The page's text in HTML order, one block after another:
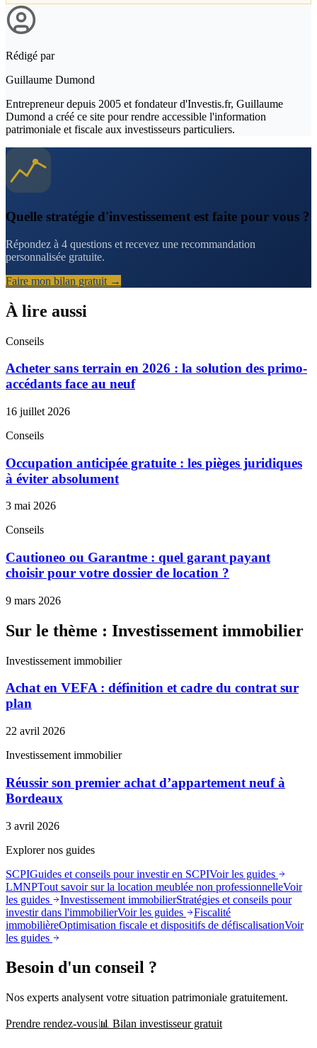
Rédigé par
Guillaume Dumond
Entrepreneur depuis 2005 et fondateur d'Investis.fr, Guillaume
Dumond a créé ce site pour rendre accessible l'information
patrimoniale et fiscale aux investisseurs particuliers.
Quelle stratégie d'investissement est faite pour vous ?
Répondez à 4 questions et recevez une recommandation
personnalisée gratuite.
Faire mon bilan gratuit →
À lire aussi
Conseils
Acheter sans terrain en 2026 : la solution des primo-
accédants face au neuf
16 juillet 2026
Conseils
Occupation anticipée gratuite : les pièges juridiques
à éviter absolument
3 mai 2026
Conseils
Cautioneo ou Garantme : quel garant payant
choisir pour votre dossier de location ?
9 mars 2026
Sur le thème : Investissement immobilier
Investissement immobilier
Achat en VEFA : définition et cadre du contrat sur
plan
22 avril 2026
Investissement immobilier
Réussir son premier achat d’appartement neuf à
Bordeaux
3 avril 2026
Explorer nos guides
SCPIGuides et conseils pour investir en SCPIVoir les guides
LMNPTout savoir sur la location meublée non professionnelleVoir
les guides
Investissement immobilierStratégies et conseils pour
investir dans l'immobilierVoir les guides
Fiscalité
immobilièreOptimisation fiscale et dispositifs de défiscalisationVoir
les guides
Besoin d'un conseil ?
Nos experts analysent votre situation patrimoniale gratuitement.
Prendre rendez-vous📊 Bilan investisseur gratuit